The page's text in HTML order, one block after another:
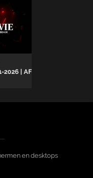
| AFTERMOVIE
en desktops